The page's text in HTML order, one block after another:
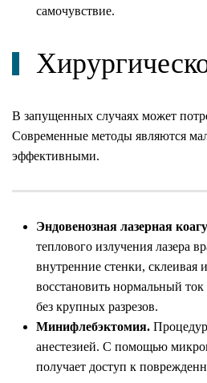
самочувствие.
В запущенных случаях может
Современные методы являются
эффективными.
Эндовенозная лазерная
теплового излучения лазера
внутренние стенки, склеивая
восстановить нормальный
без крупных разрезов.
Минифлебэктомия.
анестезией. С помощью
получает доступ к